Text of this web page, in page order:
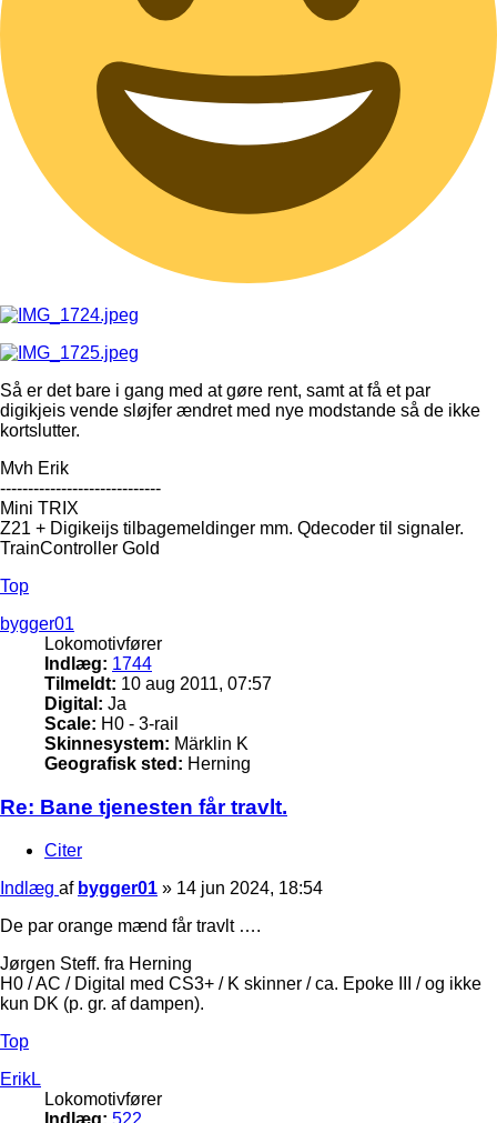
Så er det bare i gang med at gøre rent, samt at få et par
digikjeis vende sløjfer ændret med nye modstande så de ikke
kortslutter.
Mvh Erik
-----------------------------
Mini TRIX
Z21 + Digikeijs tilbagemeldinger mm. Qdecoder til signaler.
TrainController Gold
Top
bygger01
Lokomotivfører
Indlæg: 1744
Tilmeldt: 10 aug 2011, 07:57
Digital: Ja
Scale: H0 - 3-rail
Skinnesystem: Märklin K
Geografisk sted: Herning
Re: Bane tjenesten får travlt.
Citer
Indlæg af bygger01 » 14 jun 2024, 18:54
De par orange mænd får travlt ….
Jørgen Steff. fra Herning
H0 / AC / Digital med CS3+ / K skinner / ca. Epoke III / og ikke
kun DK (p. gr. af dampen).
Top
ErikL
Lokomotivfører
Indlæg: 522